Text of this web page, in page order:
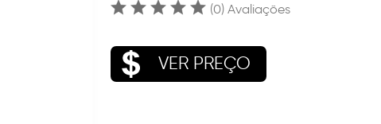
(0) Avaliações
VER PREÇO